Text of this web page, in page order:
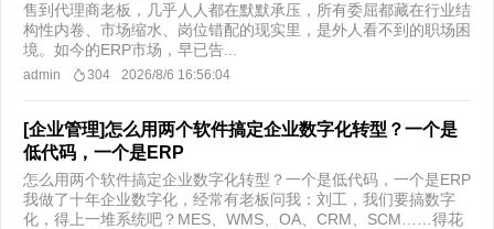
售到代理商老板，几乎人人都在默默承压，所有委屈都藏在行业结
构性内卷、市场缩水、岗位错配的现实里，是外人看不到的职场困
境。如今的ERP市场，早已告...
admin 304 2026/8/6 16:56:04
[企业管理]怎么用两个软件搞定企业数字化转型？一个是
低代码，一个是ERP
怎么用两个软件搞定企业数字化转型？一个是低代码，一个是ERP
我做了十年企业数字化，经常有老板问我：刘工，我们要搞数字
化，得上一堆系统吧？MES、WMS、OA、CRM、SCM……得花